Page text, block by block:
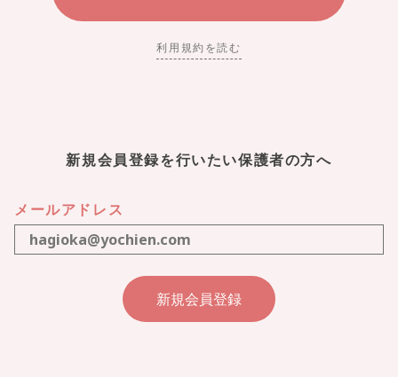
利用規約を読む
新規会員登録を行いたい保護者の方へ
メールアドレス